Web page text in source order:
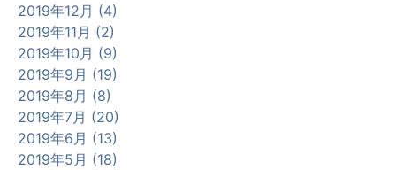
2019年12月 (4)
2019年11月 (2)
2019年10月 (9)
2019年9月 (19)
2019年8月 (8)
2019年7月 (20)
2019年6月 (13)
2019年5月 (18)